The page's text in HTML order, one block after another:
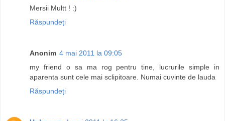
Mersii Multt ! :)
Răspundeți
Anonim 4 mai 2011 la 09:05
my friend o sa ma rog pentru tine, lucrurile simple in
aparenta sunt cele mai sclipitoare. Numai cuvinte de lauda
Răspundeți